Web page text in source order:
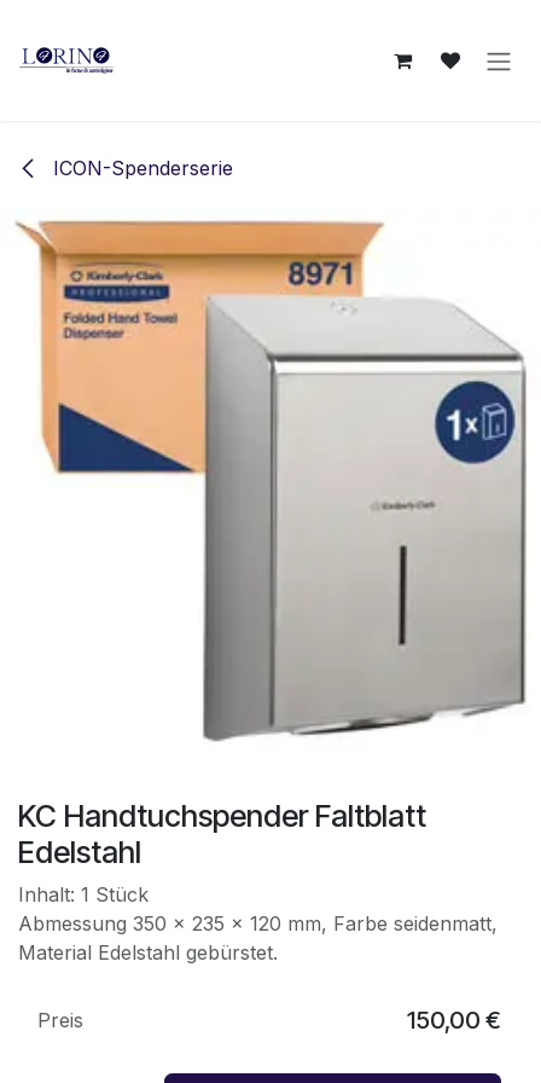
ICON-Spenderserie
KC Handtuchspender Faltblatt
Edelstahl
Inhalt: 1 Stück
Abmessung 350 x 235 x 120 mm, Farbe seidenmatt,
Material Edelstahl gebürstet.
Preis 150,00 €